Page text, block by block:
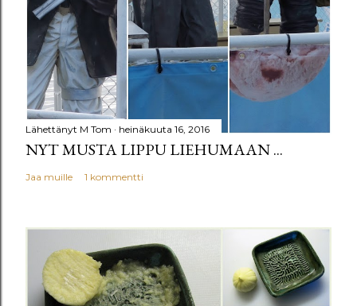
Lähettänyt M Tom heinäkuuta 16, 2016
NYT MUSTA LIPPU LIEHUMAAN ...
Jaa muille 1 kommentti